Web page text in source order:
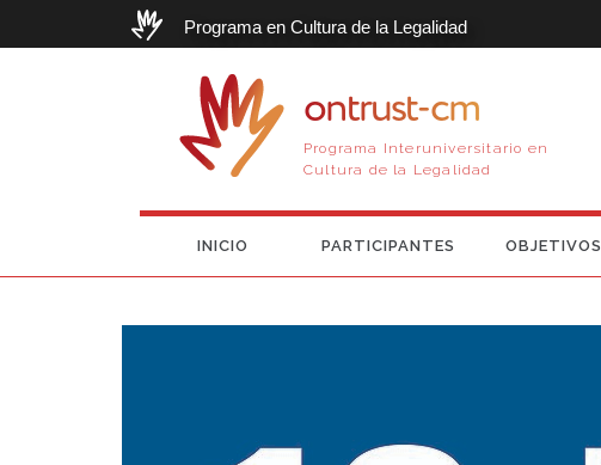
Programa en Cultura de la Legalidad
ontrust-cm
Programa Interuniversitario en
Cultura de la Legalidad
INICIO PARTICIPANTES OBJETIVOS